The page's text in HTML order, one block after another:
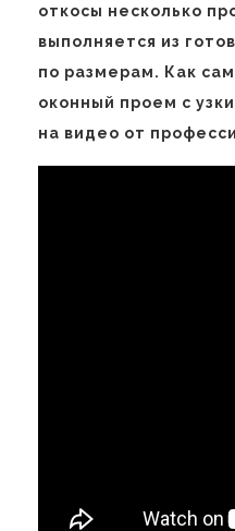
откосы несколько
выполняется из
по размерам. Как
оконный проем с
на видео от